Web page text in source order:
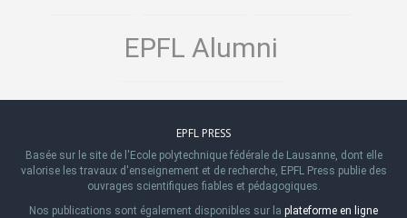
EPFL Alumni
EPFL PRESS
Basée sur le site de l'Ecole polytechnique fédérale de Lausanne, dont elle
valorise les travaux d'enseignement et de recherche, EPFL Press publie des
ouvrages scientifiques fiables et pédagogiques.
Nos publications sont également disponibles sur la plateforme en ligne